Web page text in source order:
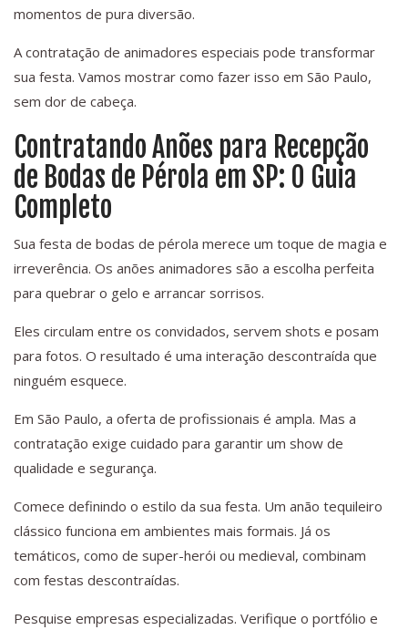
momentos de pura diversão.
A contratação de animadores especiais pode transformar
sua festa. Vamos mostrar como fazer isso em São Paulo,
sem dor de cabeça.
Contratando Anões para Recepção
de Bodas de Pérola em SP: O Guia
Completo
Sua festa de bodas de pérola merece um toque de magia e
irreverência. Os anões animadores são a escolha perfeita
para quebrar o gelo e arrancar sorrisos.
Eles circulam entre os convidados, servem shots e posam
para fotos. O resultado é uma interação descontraída que
ninguém esquece.
Em São Paulo, a oferta de profissionais é ampla. Mas a
contratação exige cuidado para garantir um show de
qualidade e segurança.
Comece definindo o estilo da sua festa. Um anão tequileiro
clássico funciona em ambientes mais formais. Já os
temáticos, como de super-herói ou medieval, combinam
com festas descontraídas.
Pesquise empresas especializadas. Verifique o portfólio e